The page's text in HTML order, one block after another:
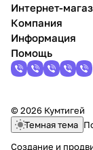
Интернет-
Компания
Информация
Помощь
© 2026 Кумтигей
Темная тема
Создание и